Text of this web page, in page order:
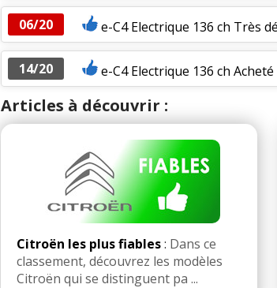
06/20 e-C4 Electrique 136 ch Très
14/20 e-C4 Electrique 136 ch
Articles à découvrir :
Citroën les plus fiables: Dans ce
classement, découvrez les modèles
Citroën qui se distinguent pa ...